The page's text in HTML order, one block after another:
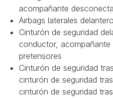
acompañante
Airbags laterales
Cinturón de seguridad
conductor,
pretensores
Cinturón de seguridad
cinturón de seguridad
cinturón de seguridad